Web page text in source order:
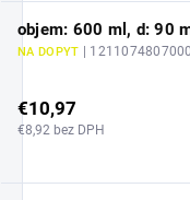
objem: 600 ml, d: 90
NA DOPYT | 1211074807000
€10,97
€8,92 bez DPH